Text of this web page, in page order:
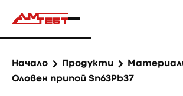
Начало Продукти
Оловен припой Sn63Pb37